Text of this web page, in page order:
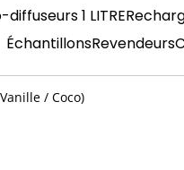
1 LITRE
ÉchantillonsRevendeurs
/ Coco)